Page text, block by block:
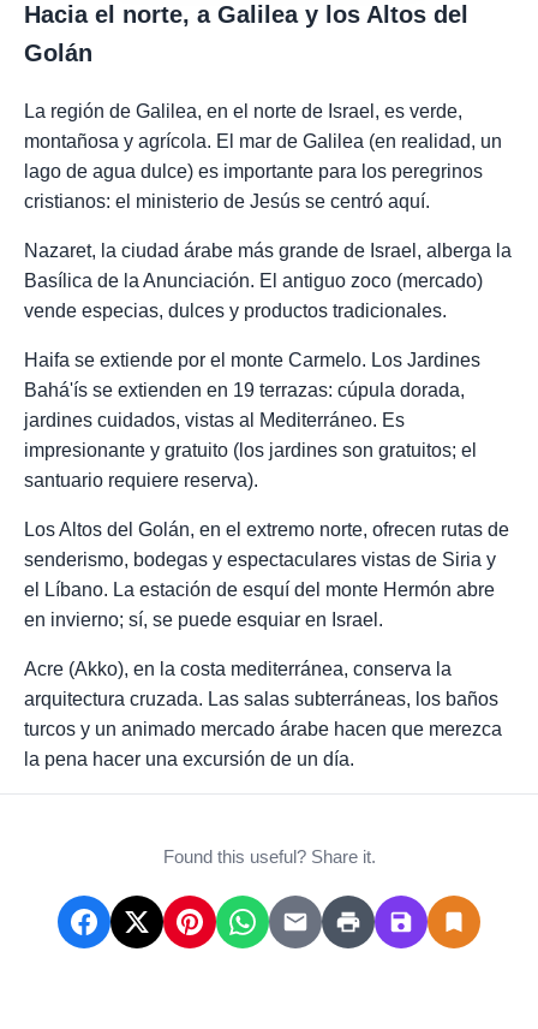
Hacia el norte, a Galilea y los Altos del
Golán
La región de Galilea, en el norte de Israel, es verde,
montañosa y agrícola. El mar de Galilea (en realidad, un
lago de agua dulce) es importante para los peregrinos
cristianos: el ministerio de Jesús se centró aquí.
Nazaret, la ciudad árabe más grande de Israel, alberga la
Basílica de la Anunciación. El antiguo zoco (mercado)
vende especias, dulces y productos tradicionales.
Haifa se extiende por el monte Carmelo. Los Jardines
Bahá'ís se extienden en 19 terrazas: cúpula dorada,
jardines cuidados, vistas al Mediterráneo. Es
impresionante y gratuito (los jardines son gratuitos; el
santuario requiere reserva).
Los Altos del Golán, en el extremo norte, ofrecen rutas de
senderismo, bodegas y espectaculares vistas de Siria y
el Líbano. La estación de esquí del monte Hermón abre
en invierno; sí, se puede esquiar en Israel.
Acre (Akko), en la costa mediterránea, conserva la
arquitectura cruzada. Las salas subterráneas, los baños
turcos y un animado mercado árabe hacen que merezca
la pena hacer una excursión de un día.
Found this useful? Share it.